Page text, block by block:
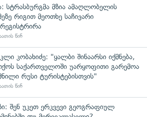
სტრასბურგმა მზია ამაღლობელის
რიგით მეოთხე საჩივარი
წინ
კობახიძე: "ყალბი შინაარსი იქმნება,
საქართველოში უარყოფითი გარემოა
რუსი ტურისტებისთვის"
წინ
შენ უკეთ ერკვევი გეოგრაფიულ